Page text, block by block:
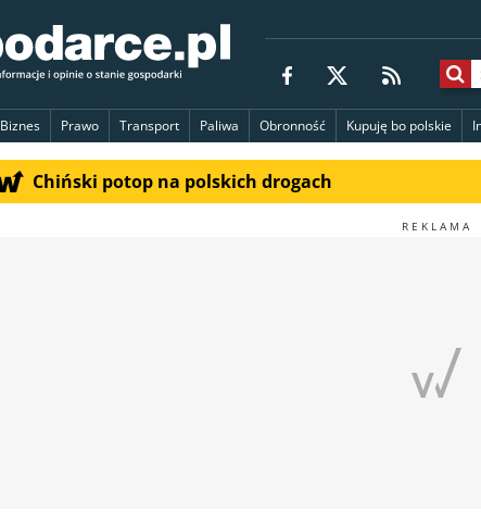
Biznes Prawo Transport Paliwa Obronność Kupuję bo polskie
Chiński potop na polskich drogach